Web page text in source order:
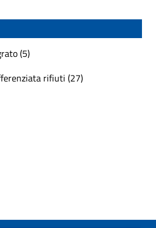
(5)
rifiuti (27)